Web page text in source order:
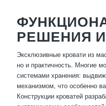
РЕШЕНИЯ
Эксклюзивные кровати из
но и практичность. Многие
системами хранения:
механизмом, что особенно
Конструкции кроватей